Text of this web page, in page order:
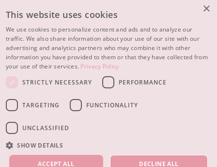
UNSERE PRODUKTE
Haut
ÜBER DIADERMINE
Mehr über uns
Inspiration
×
This website uses cookies
We use cookies to personalize content and ads and to analyze our
traffic. We also share information about your use of our site with our
advertising and analytics partners who may combine it with other
information you have provided to them or that they have collected from
your use of their services. Privacy Policy
STRICTLY NECESSARY
PERFORMANCE
TARGETING FUNCTIONALITY
UNCLASSIFIED
SHOW DETAILS
ACCEPT ALL DECLINE ALL